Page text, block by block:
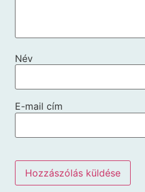
Név
E-mail cím